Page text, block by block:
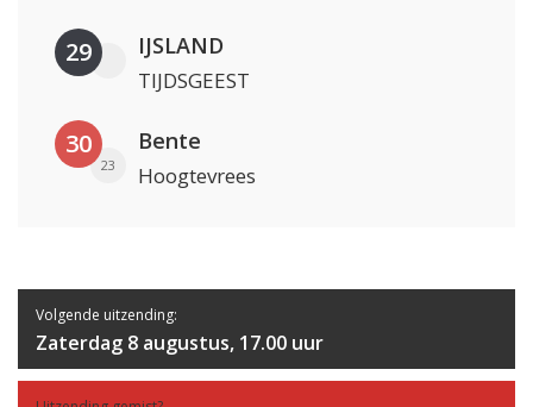
29 IJSLAND
TIJDSGEEST
30
23
Bente
Hoogtevrees
Volgende uitzending:
Zaterdag 8 augustus, 17.00 uur